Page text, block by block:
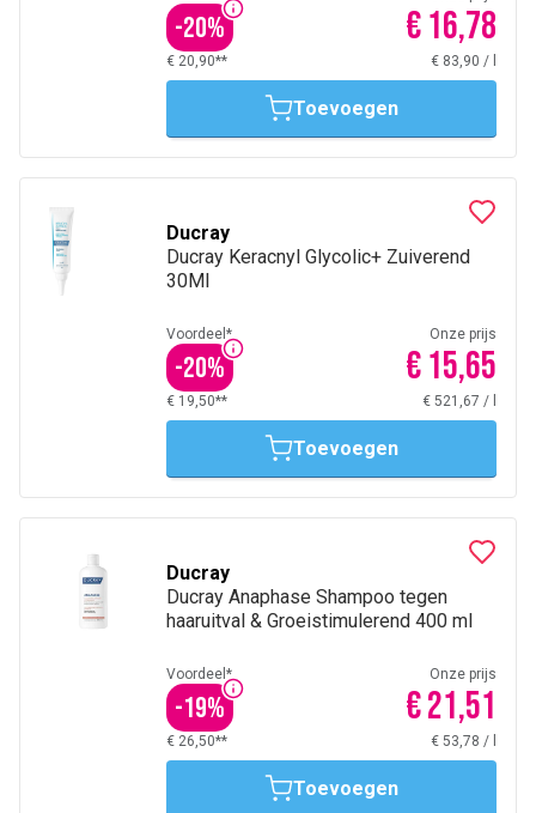
-20% € 16,78
€ 20,90** € 83,90 /
Toevoegen
Ducray
Ducray Keracnyl Glycolic+ Zuiverend
30Ml
Voordeel*
-20%
Onze prijs
€ 15,65
€ 19,50** € 521,67 /
Toevoegen
Ducray
Ducray Anaphase Shampoo tegen
haaruitval & Groeistimulerend 400 ml
Voordeel*
-19%
Onze prijs
€ 21,51
€ 26,50** € 53,78 /
Toevoegen